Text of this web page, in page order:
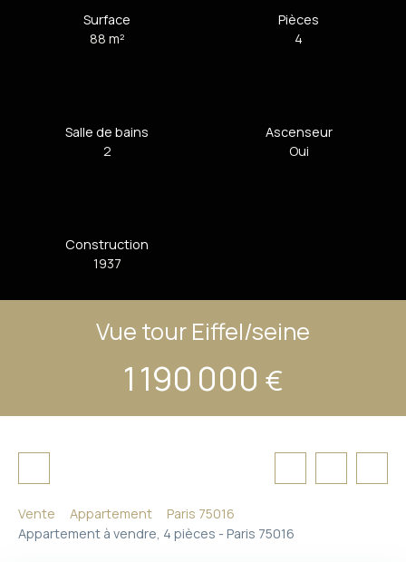
Surface
88 m²
Pièces
4
Salle de bains
2
Ascenseur
Oui
Construction
1937
Vue tour Eiffel/seine
1 190 000 €
Vente Appartement
Paris 75016
Appartement à vendre, 4 pièces - Paris 75016